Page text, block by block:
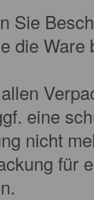
Sie
die
eine
nicht
für